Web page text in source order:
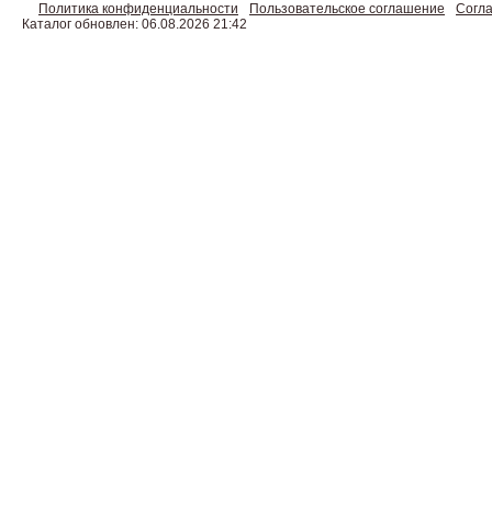
Политика конфиденциальности Пользовательское соглашение
Каталог обновлен: 06.08.2026 21:42